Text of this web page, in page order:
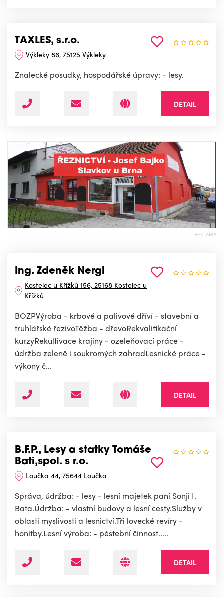
TAXLES, s.r.o.
Výkleky 86, 75125 Výkleky
Znalecké posudky, hospodářské úpravy: - lesy.
DETAIL
REKLAMA
Ing. Zdeněk Nergl
Kostelec u Křížků 156, 25168 Kostelec u
Křížků
BOZPVýroba - krbové a palivové dříví - stavební a
truhlářské řezivoTěžba - dřevoRekvalifikační
kurzyRekultivace krajiny - ozeleňovací práce -
údržba zeleně i soukromých zahradLesnické práce -
výkony č...
DETAIL
B.F.P., Lesy a statky Tomáše
Bati,spol. s r.o.
Loučka 44, 75644 Loučka
Správa, údržba: - lesy - lesní majetek paní Sonji I.
Bata.Údržba: - vlastní budovy a lesní cesty.Služby v
oblasti myslivosti a lesnictví.Tři lovecké revíry -
honitby.Lesní výroba: - pěstební činnost.....
DETAIL